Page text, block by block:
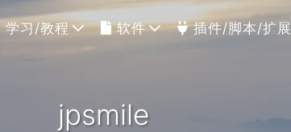
学习/教程 软件 插件/脚本/扩展
jpsmile